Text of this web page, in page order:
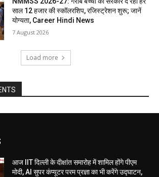
साल 12 हजार की स्कॉलरशिप, रजिस्ट्रेशन शुरू; जानें
योग्यता, Career Hindi News
7 August 2026
Load more
आज IIT दिल्ली के दीक्षांत समारोह में शामिल होंगे पीएम
मोदी, AI सुपर कंप्यूटर परम प्रज्ञा का भी करेंगे उद्घाटन,